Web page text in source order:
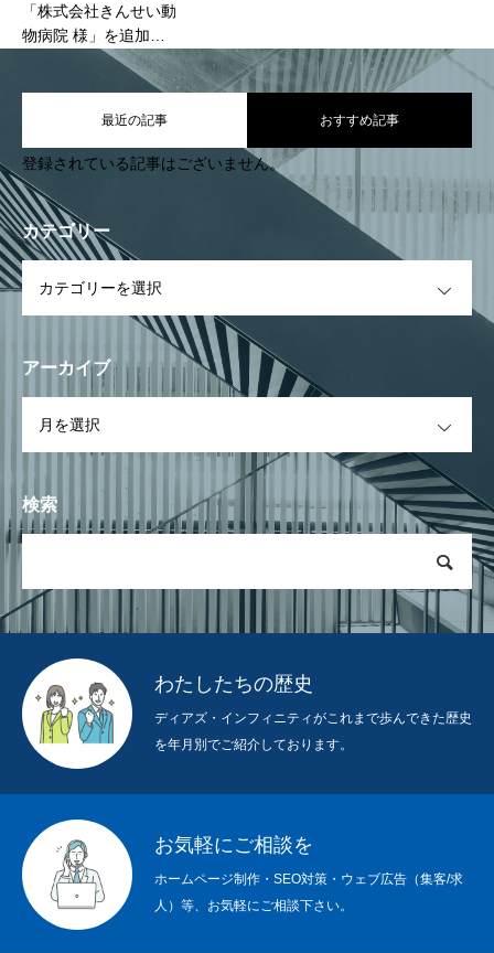
「株式会社きんせい動
物病院 様」を追加し
最近の記事 おすすめ記事
登録されている記事はございません。
カテゴリー
アーカイブ
検索
わたしたちの歴史
ディアズ・インフィニティがこれまで歩んできた歴史
を年月別でご紹介しております。
お気軽にご相談を
ホームページ制作・SEO対策・ウェブ広告（集客/求
人）等、お気軽にご相談下さい。